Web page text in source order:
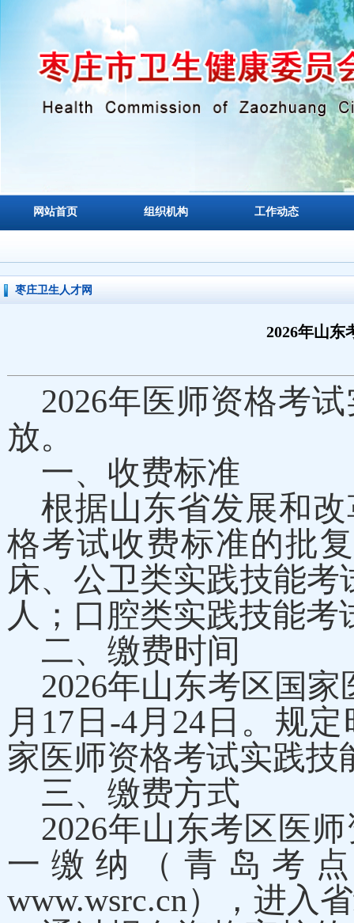
网站首页 组织机构 工作动态
枣庄卫生人才网
2026年山东
2026年医师资格考
放。
一、收费标准
根据山东省发展和
格考试收费标准的批
床、公卫类实践技能考
人；口腔类实践技能考
二、缴费时间
2026年山东考区国
月17日-4月24日。规
家医师资格考试实践
三、缴费方式
2026年山东考区医
一缴纳（青岛考
www.wsrc.cn），进入